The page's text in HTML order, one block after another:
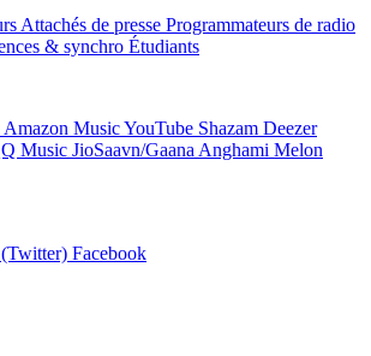
Attachés de presse Programmateurs de radio
& synchro Étudiants
Amazon MusicYouTube Shazam Deezer
Music JioSaavn/Gaana Anghami Melon
Facebook